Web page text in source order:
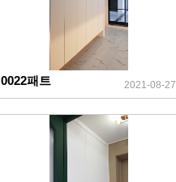
0022패트 2021-08-27